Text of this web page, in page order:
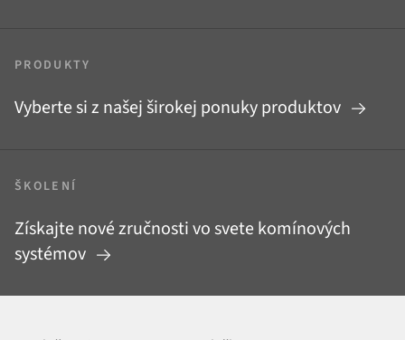
PRODUKTY
Vyberte si z našej širokej ponuky produktov
ŠKOLENÍ
Získajte nové zručnosti vo svete komínových
systémov